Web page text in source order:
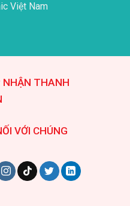
Việt Nam
NHẬN THANH
VỚI CHÚNG